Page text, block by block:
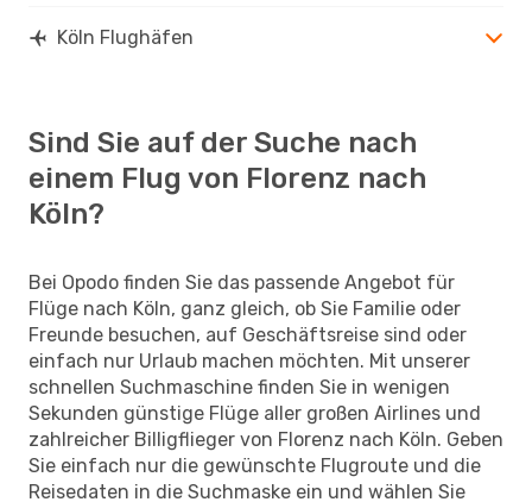
Köln Flughäfen
Sind Sie auf der Suche nach
einem Flug von Florenz nach
Köln?
Bei Opodo finden Sie das passende Angebot für
Flüge nach Köln, ganz gleich, ob Sie Familie oder
Freunde besuchen, auf Geschäftsreise sind oder
einfach nur Urlaub machen möchten. Mit unserer
schnellen Suchmaschine finden Sie in wenigen
Sekunden günstige Flüge aller großen Airlines und
zahlreicher Billigflieger von Florenz nach Köln. Geben
Sie einfach nur die gewünschte Flugroute und die
Reisedaten in die Suchmaske ein und wählen Sie